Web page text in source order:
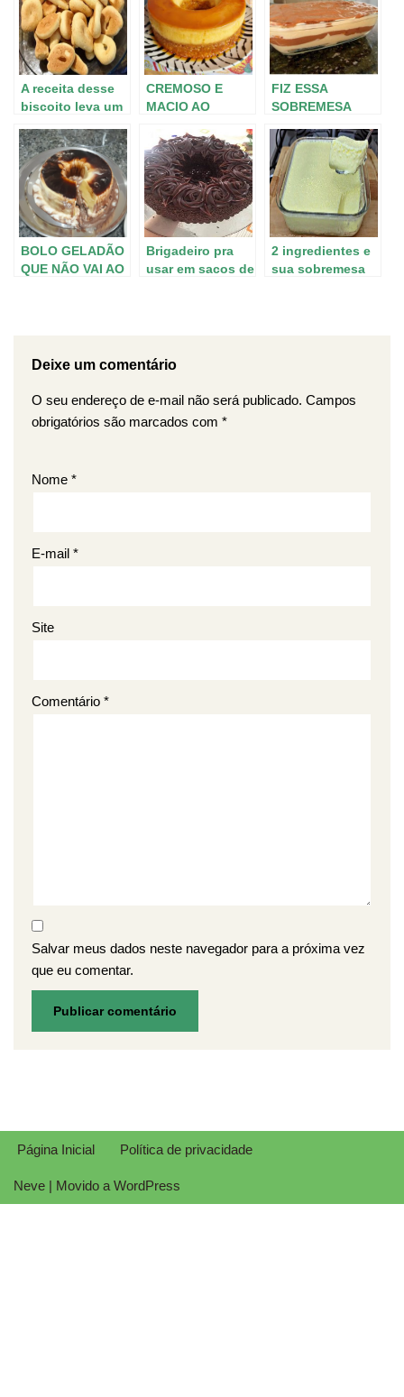
A receita desse
biscoito leva um
o faz ficar
DIVINAMENTE
DELICIOSO! Mais
que o
tradicional…
FICA PERFEITO e
super facinho de
preparar!
CREMOSO E
MACIO AO
TEMPO,DUAS
DELÍCIAS EM
UMA SÓ! BOLO
PUDIM DE
PADARIA
FIZ ESSA
SOBREMESA
SOBROU NADA!
A MAIS LEVE E
GOSTOSA QUE
VOCÊ VAI
COMER,
SOBREMESA
PERFEITA PARA
O ANO NOVO!
BOLO GELADÃO
QUE NÃO VAI AO
VOCÊ VAI
DEVORAR ELE
TODO!
Brigadeiro pra
usar em sacos de
2 ingredientes e
sua sobremesa
Deixe um comentário
O seu endereço de e-mail não será publicado. Campos
obrigatórios são marcados com *
Nome *
E-mail *
Site
Comentário *
Salvar meus dados neste navegador para a próxima vez
que eu comentar.
Página Inicial Política de privacidade
Neve | Movido a WordPress